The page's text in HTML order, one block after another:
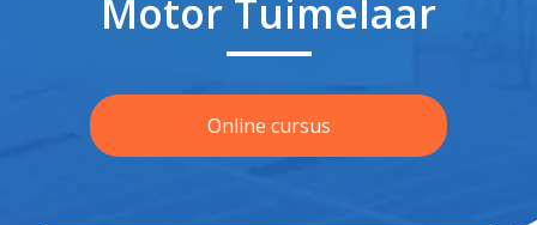
Motor Tuimelaar
Online cursus